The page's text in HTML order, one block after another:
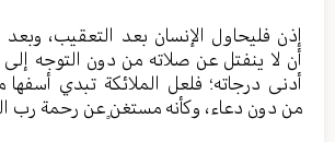
إذن فليحاول الإنسان بعد التعقيب، وبعد
أن لا ينفتل عن صلاته من دون التوجه إلى
أدنى درجاته؛ فلعل الملائكة تبدي
من دون دعاء، وكأنه مستغنٍ عن رحمة رب